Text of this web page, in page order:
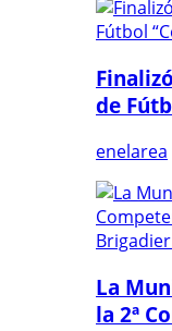
de
enelarea
La
la 2ª